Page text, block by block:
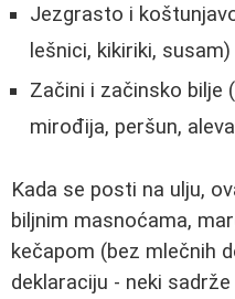
Jezgrasto i
lešnici, kikiriki, susam)
Začini i začinsko bilje
mirođija, peršun,
Kada se posti na ulju,
biljnim masnoćama,
kečapom (bez mlečnih
deklaraciju - neki